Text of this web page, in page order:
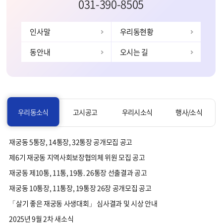
031-390-8505
인사말
우리동현황
동안내
오시는 길
우리동소식
재궁동 5통장, 14통장, 32통장 공개모집 공고
제6기 재궁동 지역사회보장협의체 위원 모집 공고
재궁동 제10통, 11통, 19통. 26통장 선출결과 공고
재궁동 10통장, 11통장, 19통장 26장 공개모집 공고
「살기 좋은 재궁동 사생대회」 심사결과 및 시상 안내
2025년 9월 2차 새소식
고시공고 우리시소식 행사/소식